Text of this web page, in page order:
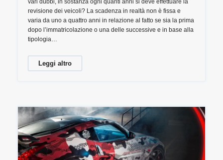
vari dubbi, in sostanza ogni quanti anni si deve effettuare la
revisione dei veicoli? La scadenza in realtà non è fissa e
varia da uno a quattro anni in relazione al fatto se sia la prima
dopo l’immatricolazione o una delle successive e in base alla
tipologia…
Leggi altro